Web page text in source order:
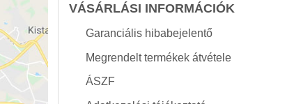
VÁSÁRLÁSI INFORMÁCIÓK
Garanciális hibabejelentő
Megrendelt termékek átvétele
ÁSZF